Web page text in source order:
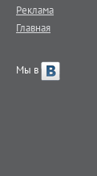
Реклама
Главная
Мы в